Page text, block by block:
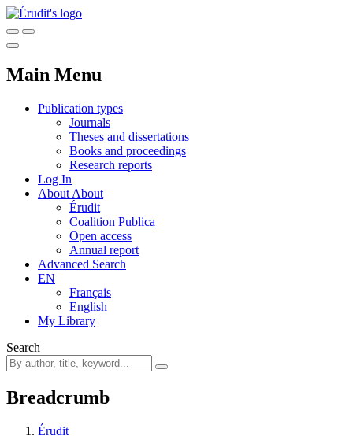
Main Menu
Publication types
Journals
Theses and dissertations
Books and proceedings
Research reports
Log In
About About
Érudit
Coalition Publica
Open access
Annual report
Advanced Search
EN
Français
English
My Library
Search
Breadcrumb
Érudit